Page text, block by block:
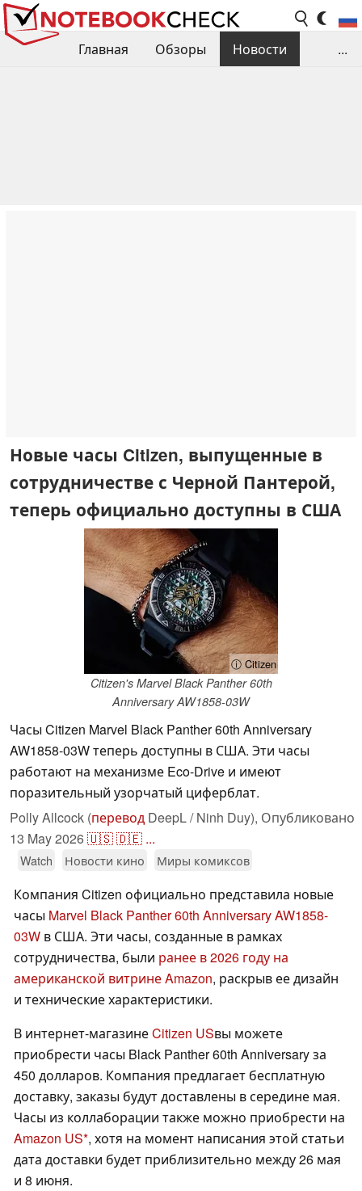
Главная Обзоры
Новости
...
Новые часы Citizen, выпущенные в
сотрудничестве с Черной Пантерой,
теперь официально доступны в США
ⓘ Citizen
Citizen's Marvel Black Panther 60th
Anniversary AW1858-03W
Часы Citizen Marvel Black Panther 60th Anniversary
AW1858-03W теперь доступны в США. Эти часы
работают на механизме Eco-Drive и имеют
поразительный узорчатый циферблат.
Polly Allcock (перевод DeepL / Ninh Duy), Опубликовано
13 May 2026🇺🇸🇩🇪 ...
Watch Новости кино Миры комиксов
Компания Citizen официально представила новые
часы Marvel Black Panther 60th Anniversary AW1858-
03W в США. Эти часы, созданные в рамках
сотрудничества, были ранее в 2026 году на
американской витрине Amazon, раскрыв ее дизайн
и технические характеристики.
В интернет-магазинеCitizen USвы можете
приобрести часы Black Panther 60th Anniversary за
450 долларов. Компания предлагает бесплатную
доставку, заказы будут доставлены в середине мая.
Часы из коллаборации также можно приобрести на
Amazon US , хотя на момент написания этой статьи
дата доставки будет приблизительно между 26 мая
и 8 июня.